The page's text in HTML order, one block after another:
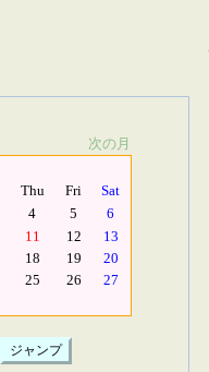
次の月
Thu Fri
Sat
4 5
6
11 12
13
18 19
20
25 26
27